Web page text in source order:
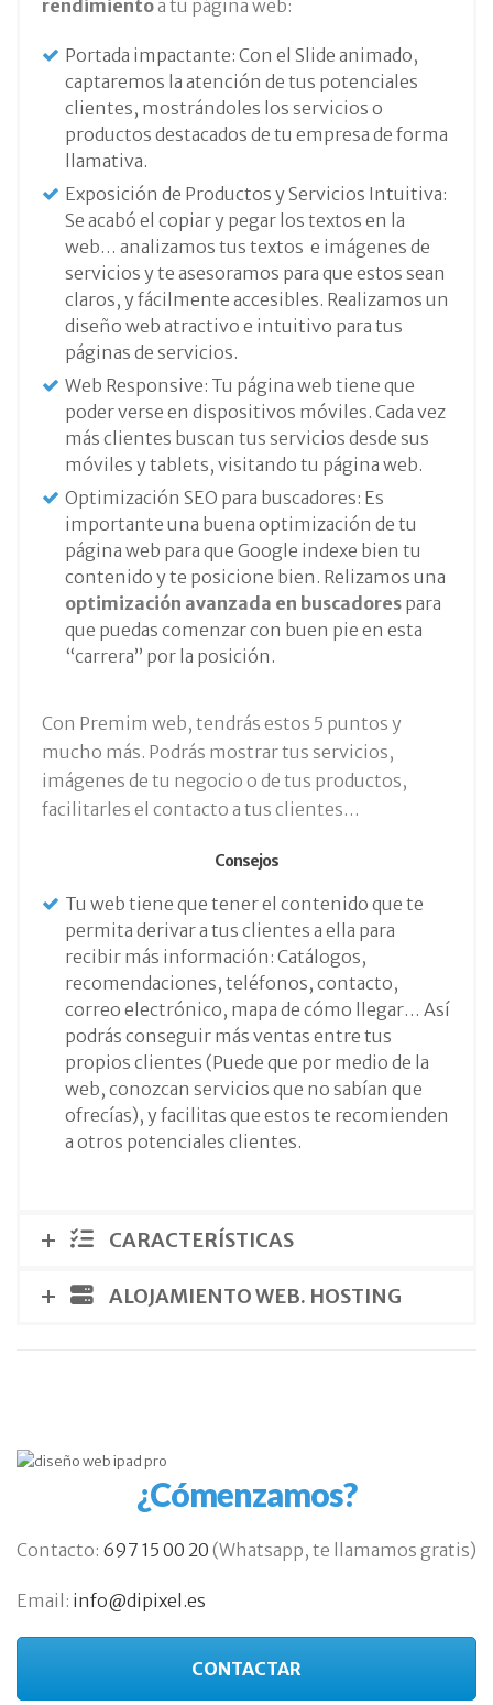
rendimientoa tu página web:
Portada impactante: Con el Slide animado,
captaremos la atención de tus potenciales
clientes, mostrándoles los servicios o
productos destacados de tu empresa de forma
llamativa.
Exposición de Productos y Servicios Intuitiva:
Se acabó el copiar y pegar los textos en la
web… analizamos tus textos e imágenes de
servicios y te asesoramos para que estos sean
claros, y fácilmente accesibles. Realizamos un
diseño web atractivo e intuitivo para tus
páginas de servicios.
Web Responsive: Tu página web tiene que
poder verse en dispositivos móviles. Cada vez
más clientes buscan tus servicios desde sus
móviles y tablets, visitando tu página web.
Optimización SEO para buscadores: Es
importante una buena optimización de tu
página web para que Google indexe bien tu
contenido y te posicione bien. Relizamos una
optimización avanzada en buscadores para
que puedas comenzar con buen pie en esta
“carrera” por la posición.
Con Premim web, tendrás estos 5 puntos y
mucho más. Podrás mostrar tus servicios,
imágenes de tu negocio o de tus productos,
facilitarles el contacto a tus clientes…
Consejos
Tu web tiene que tener el contenido que te
permita derivar a tus clientes a ella para
recibir más información: Catálogos,
recomendaciones, teléfonos, contacto,
correo electrónico, mapa de cómo llegar… Así
podrás conseguir más ventas entre tus
propios clientes (Puede que por medio de la
web, conozcan servicios que no sabían que
ofrecías), y facilitas que estos te recomienden
a otros potenciales clientes.
CARACTERÍSTICAS
ALOJAMIENTO WEB. HOSTING
¿Cómenzamos?
Contacto: 697 15 00 20 (Whatsapp, te llamamos gratis)
Email: info@dipixel.es
CONTACTAR